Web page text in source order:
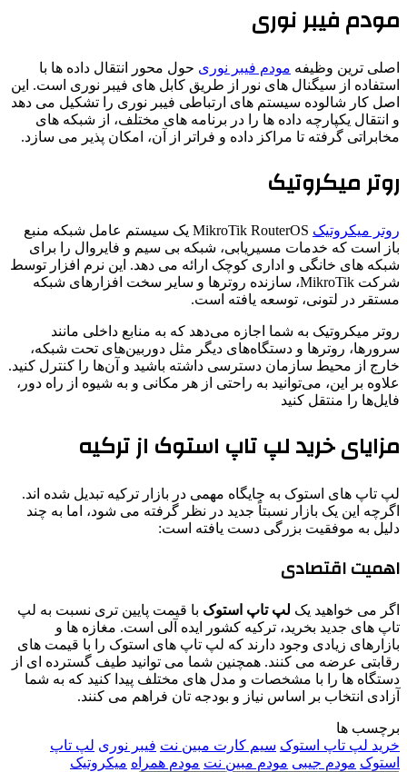
مودم فیبر نوری
اصلی ترین وظیفه مودم فیبر نوری حول محور انتقال داده ها با
استفاده از سیگنال های نور از طریق کابل های فیبر نوری است. این
اصل کار شالوده سیستم های ارتباطی فیبر نوری را تشکیل می دهد
و انتقال یکپارچه داده ها را در برنامه های مختلف، از شبکه های
مخابراتی گرفته تا مراکز داده و فراتر از آن، امکان پذیر می سازد.
روتر میکروتیک
روتر میکروتیک
MikroTik RouterOS یک سیستم عامل شبکه منبع
باز است که خدمات مسیریابی، شبکه بی سیم و فایروال را برای
شبکه های خانگی و اداری کوچک ارائه می دهد. این نرم افزار توسط
شرکت MikroTik، سازنده روترها و سایر سخت افزارهای شبکه
مستقر در لتونی، توسعه یافته است.
روتر میکروتیک به شما اجازه می‌دهد که به منابع داخلی مانند
سرورها، روترها و دستگاه‌های دیگر مثل دوربین‌های تحت شبکه،
خارج از محیط سازمان دسترسی داشته باشید و آن‌ها را کنترل کنید.
علاوه بر این، می‌توانید به راحتی از هر مکانی و به شیوه از راه دور،
فایل‌ها را منتقل کنید
مزایای خرید لپ تاپ استوک از ترکیه
لپ تاپ های استوک به جایگاه مهمی در بازار ترکیه تبدیل شده اند.
اگرچه این یک بازار نسبتاً جدید در نظر گرفته می شود، اما به چند
دلیل به موفقیت بزرگی دست یافته است:
اهمیت اقتصادی
اگر می خواهید یک لپ تاپ استوک با قیمت پایین تری نسبت به لپ
تاپ های جدید بخرید، ترکیه کشور ایده آلی است. مغازه ها و
بازارهای زیادی وجود دارند که لپ تاپ های استوک را با قیمت های
رقابتی عرضه می کنند. همچنین شما می توانید طیف گسترده ای از
دستگاه ها را با مشخصات و مدل های مختلف پیدا کنید که به شما
آزادی انتخاب بر اساس نیاز و بودجه تان فراهم می کنند.
برچسب ها
خرید لپ تاپ استوک سیم کارت مبین نت فیبر نوری لپ تاپ
استوک مودم جیبی مودم مبین نت مودم همراه میکروتیک